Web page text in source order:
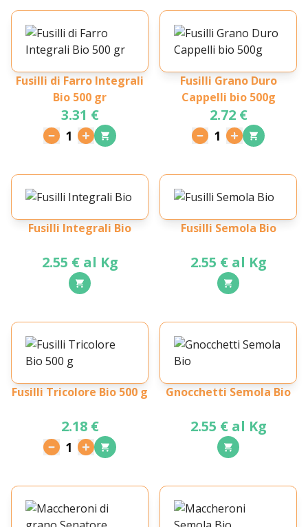
Fusilli di Farro Integrali
Bio 500 gr
3.31 €
1
Fusilli Grano Duro
Cappelli bio 500g
2.72 €
1
Fusilli Integrali Bio
2.55 € al Kg
Fusilli Semola Bio
2.55 € al Kg
Fusilli Tricolore Bio 500 g
2.18 €
1
Gnocchetti Semola Bio
2.55 € al Kg